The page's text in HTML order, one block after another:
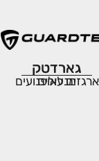
גארדטק
מנעולים
ארגזים לאופנועים